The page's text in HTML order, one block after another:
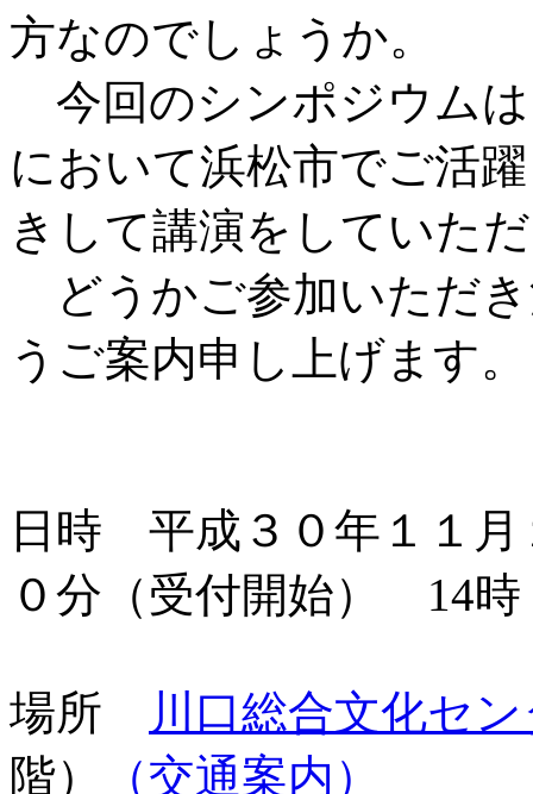
方なのでしょうか。
今回のシンポジウム
において浜松市でご活
きして講演をしていた
どうかご参加いただ
うご案内申し上げます。
日時 平成３０年１１
０分（受付開始） 14時
場所
川口総合文化セ
階）
（交通案内）